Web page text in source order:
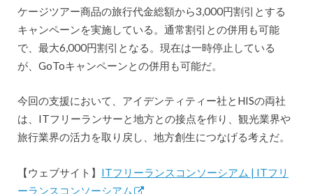
ケージツアー商品の旅行代金総額から3,000円割引とする
キャンペーンを実施している。通常割引との併用も可能
で、最大6,000円割引となる。現在は一時停止している
が、GoToキャンペーンとの併用も可能だ。
今回の支援において、アイデンティティー社とHISの両社
は、ITフリーランサーと地方との接点を作り、観光業界や
旅行業界の活力を取り戻し、地方創生につなげる考えだ。
【ウェブサイト】 ITフリーランスコンソーシアム | ITフリ
ーランスコンソーシアム